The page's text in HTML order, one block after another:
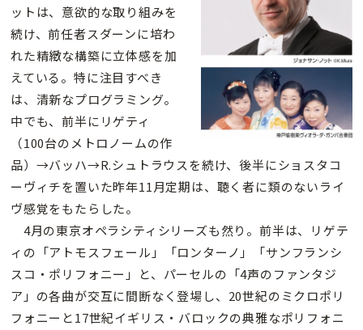
ットは、意欲的な取り組みを
続け、前任者スダーンに培わ
れた精緻な構築に立体感を加
えている。特に注目すべき
は、清新なプログラミング。
中でも、前半にリゲティ
（100台のメトロノームの作
品）→バッハ→R.シュトラウスを続け、後半にショスタコ
ーヴィチを置いた昨年11月定期は、聴く者に類のないライ
ヴ感覚をもたらした。
4月の東京オペラシティシリーズも然り。前半は、リゲテ
ィの「アトモスフェール」「ロンターノ」「サンフランシ
スコ・ポリフォニー」と、パーセルの「4声のファンタジ
ア」の各曲が交互に間断なく登場し、20世紀のミクロポリ
フォニーと17世紀イギリス・バロックの典雅なポリフォニ